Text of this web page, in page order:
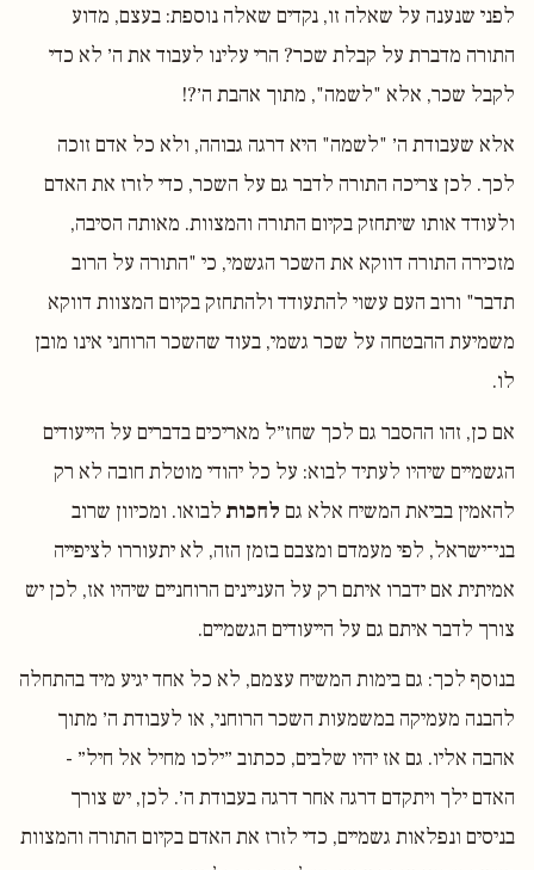
לפני שנענה על שאלה זו, נקדים שאלה נוספת: בעצם, מדוע
התורה מדברת על קבלת שכר? הרי עלינו לעבוד את ה׳ לא כדי
לקבל שכר, אלא "לשמה", מתוך אהבת ה׳?!
אלא שעבודת ה׳ "לשמה" היא דרגה גבוהה, ולא כל אדם זוכה
לכך. לכן צריכה התורה לדבר גם על השכר, כדי לזרז את האדם
ולעודד אותו שיתחזק בקיום התורה והמצוות. מאותה הסיבה,
מזכירה התורה דווקא את השכר הגשמי, כי "התורה על הרוב
תדבר" ורוב העם עשוי להתעודד ולהתחזק בקיום המצוות דווקא
משמיעת ההבטחה על שכר גשמי, בעוד שהשכר הרוחני אינו מובן
לו.
אם כן, זהו ההסבר גם לכך שחז״ל מאריכים בדברים על הייעודים
הגשמיים שיהיו לעתיד לבוא: על כל יהודי מוטלת חובה לא רק
להאמין בביאת המשיח אלא גם לחכות לבואו. ומכיוון שרוב
בני־ישראל, לפי מעמדם ומצבם בזמן הזה, לא יתעוררו לציפייה
אמיתית אם ידברו איתם רק על העניינים הרוחניים שיהיו אז, לכן יש
צורך לדבר איתם גם על הייעודים הגשמיים.
בנוסף לכך: גם בימות המשיח עצמם, לא כל אחד יגיע מיד בהתחלה
להבנה מעמיקה במשמעות השכר הרוחני, או לעבודת ה׳ מתוך
אהבה אליו. גם אז יהיו שלבים, ככתוב ״ילכו מחיל אל חיל״ -
האדם ילך ויתקדם דרגה אחר דרגה בעבודת ה׳. לכן, יש צורך
בניסים ונפלאות גשמיים, כדי לזרז את האדם בקיום התורה והמצוות